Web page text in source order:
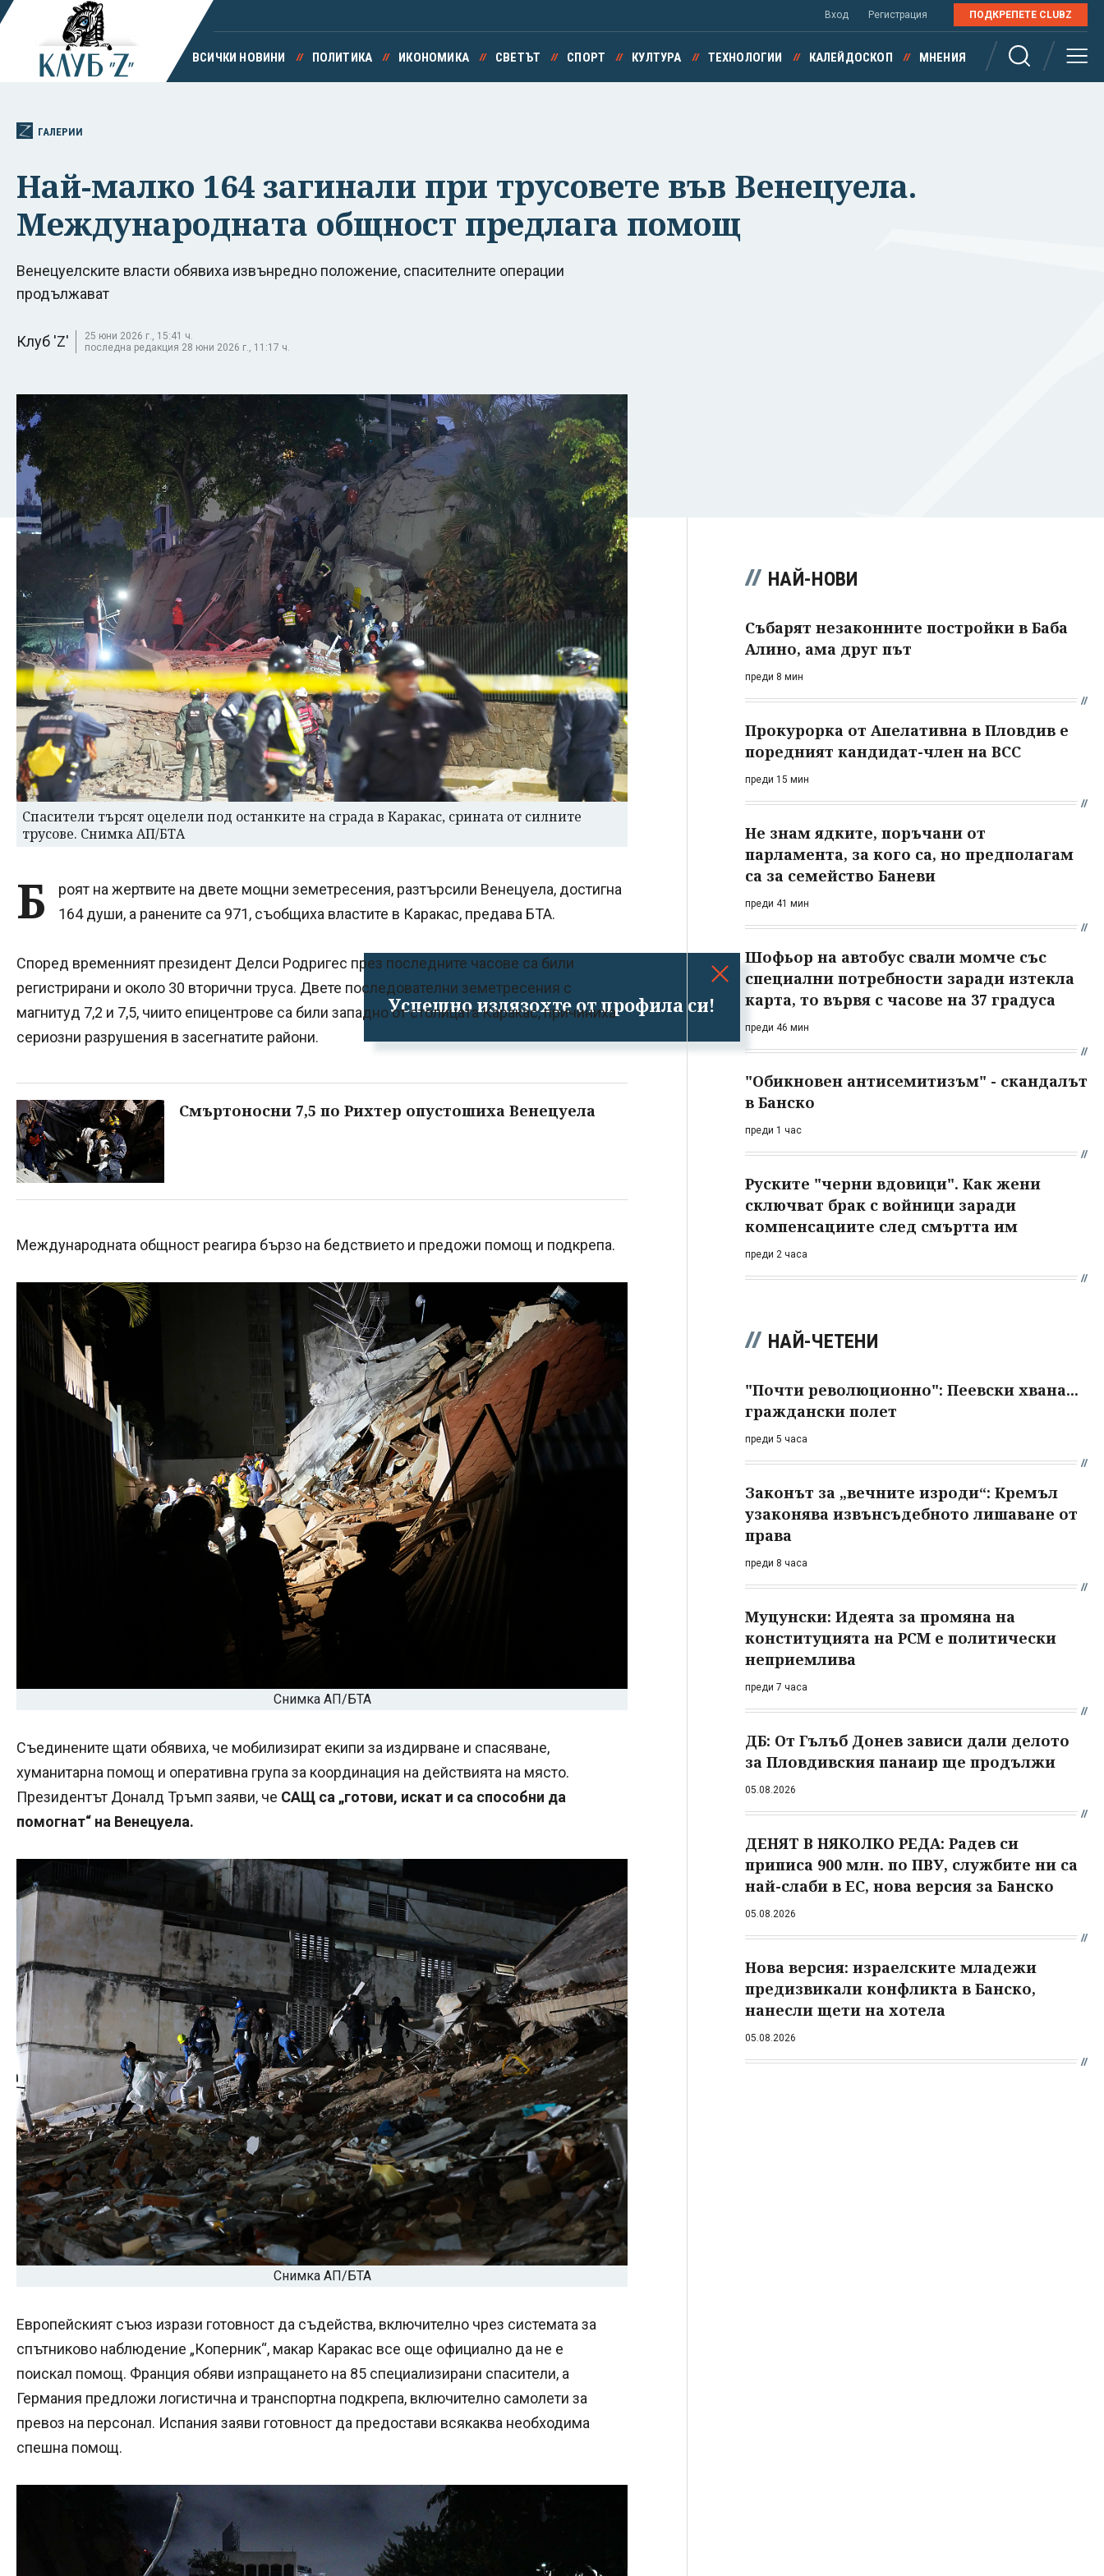
Успешно излязохте от профила си!
Вход Регистрация ПОДКРЕПЕТЕ CLUBZ
ВСИЧКИ НОВИНИ ПОЛИТИКА ИКОНОМИКА СВЕТЪТ СПОРТ КУЛТУРА ТЕХНОЛОГИИ КАЛЕЙДОСКОП МНЕНИЯ
ГАЛЕРИИ
Най-малко 164 загинали при трусовете във Венецуела.
Международната общност предлага помощ
Венецуелските власти обявиха извънредно положение, спасителните операции
продължават
Клуб 'Z'
25 юни 2026 г., 15:41 ч.
последна редакция 28 юни 2026 г., 11:17 ч.
Спасители търсят оцелели под останките на сграда в Каракас, срината от силните
трусове. Снимка АП/БТА
Б
роят на жертвите на двете мощни земетресения, разтърсили Венецуела, достигна
164 души, а ранените са 971, съобщиха властите в Каракас, предава БТА.
Според временният президент Делси Родригес през последните часове са били
регистрирани и около 30 вторични труса. Двете последователни земетресения с
магнитуд 7,2 и 7,5, чиито епицентрове са били западно от столицата Каракас, причиниха
сериозни разрушения в засегнатите райони.
Смъртоносни 7,5 по Рихтер опустошиха Венецуела
Международната общност реагира бързо на бедствието и предожи помощ и подкрепа.
Снимка АП/БТА
Съединените щати обявиха, че мобилизират екипи за издирване и спасяване,
хуманитарна помощ и оперативна група за координация на действията на място.
Президентът Доналд Тръмп заяви, че САЩ са „готови, искат и са способни да
помогнат“ на Венецуела.
Снимка АП/БТА
Европейският съюз изрази готовност да съдейства, включително чрез системата за
спътниково наблюдение „Коперник“, макар Каракас все още официално да не е
поискал помощ. Франция обяви изпращането на 85 специализирани спасители, а
Германия предложи логистична и транспортна подкрепа, включително самолети за
превоз на персонал. Испания заяви готовност да предостави всякаква необходима
спешна помощ.
НАЙ-НОВИ
Събарят незаконните постройки в Баба
Алино, ама друг път
преди 8 мин
Прокурорка от Апелативна в Пловдив е
поредният кандидат-член на ВСС
преди 15 мин
Не знам ядките, поръчани от
парламента, за кого са, но предполагам
са за семейство Баневи
преди 41 мин
Шофьор на автобус свали момче със
специални потребности заради изтекла
карта, то вървя с часове на 37 градуса
преди 46 мин
"Обикновен антисемитизъм" - скандалът
в Банско
преди 1 час
Руските "черни вдовици". Как жени
сключват брак с войници заради
компенсациите след смъртта им
преди 2 часа
НАЙ-ЧЕТЕНИ
"Почти революционно": Пеевски хвана...
граждански полет
преди 5 часа
Законът за „вечните изроди“: Кремъл
узаконява извънсъдебното лишаване от
права
преди 8 часа
Муцунски: Идеята за промяна на
конституцията на РСМ е политически
неприемлива
преди 7 часа
ДБ: От Гълъб Донев зависи дали делото
за Пловдивския панаир ще продължи
05.08.2026
ДЕНЯТ В НЯКОЛКО РЕДА: Радев си
приписа 900 млн. по ПВУ, службите ни са
най-слаби в ЕС, нова версия за Банско
05.08.2026
Нова версия: израелските младежи
предизвикали конфликта в Банско,
нанесли щети на хотела
05.08.2026